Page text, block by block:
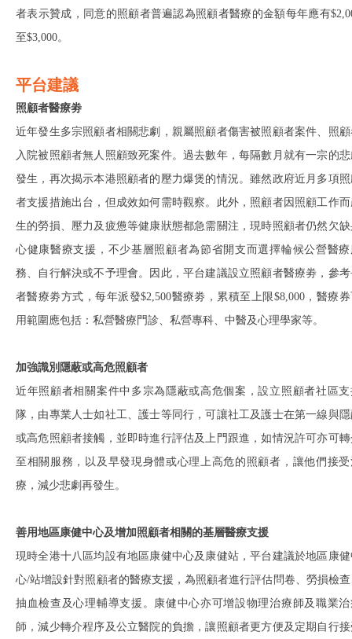
者表示贊成，同意的照顧者普遍認為照顧者醫療的金額每年應有
至$3,000。
平台建議
照顧者醫療劵
近年發生多宗照顧者相關悲劇，親屬照顧者傷害被照顧者案件、照
入院被照顧者無人照顧致死案件。過去數年，每隔數月就有一宗的
發生，再次揭示本港照顧者的壓力爆煲的情況。雖然政府近月多項
者支援措施出台，但成效如何需時觀察。此外，照顧者因照顧工作
生的勞損、壓力及疲憊等健康狀態都急需關注，現時照顧者仍然欠
心健康醫療支援，不少基層照顧者為節省開支而選擇輪候公營醫療
務、自行解決或不予理會。因此，平台建議設立照顧者醫療劵，參
者醫療劵方式，每年派發$2,500醫療劵，累積至上限$8,000，醫療
用範圍應包括：私營醫療門診、私營專科、中醫及心理學家等。
加強識別隱蔽或高危照顧者
近年照顧者相關案件中多宗為隱蔽或高危個案，設立照顧者社區支
隊，由專業人士如社工、護士等同行，可讓社工及護士在第一線與
或高危照顧者接觸，並即時進行評估及上門跟進，如情況許可亦可
至相關服務，以及早發現身體或心理上高危的照顧者，讓他們接受
療，減少悲劇再發生。
善用地區康健中心及增加照顧者相關的基層醫療支援
現時全港十八區均設有地區康健中心及康健站，平台建議於地區康
心/站增設針對照顧者的醫療支援，為照顧者進行評估問卷、勞損檢
抽血檢查及心理輔導支援。康健中心亦可增設物理治療師及職業治
師，減少轉介程序及公立醫院的負擔，讓照顧者更方便及定期自行